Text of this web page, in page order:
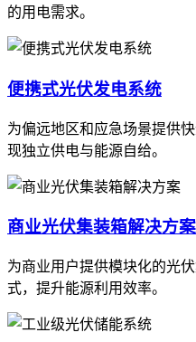
的用电需求。
便携式光伏发电系统
为偏远地区和应急场景提供
现独立供电与能源自给。
商业光伏集装箱解决方案
为商业用户提供模块化的光
式，提升能源利用效率。